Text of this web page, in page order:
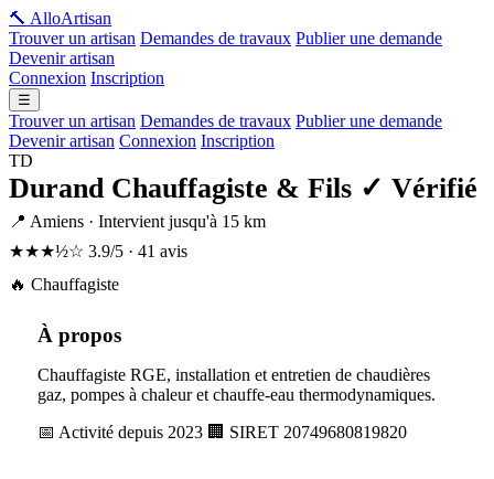
🔨 AlloArtisan
Trouver un artisan Demandes de travaux Publier une demande
Devenir artisan
Connexion Inscription
☰
Trouver un artisan Demandes de travaux Publier une demande
Devenir artisan Connexion Inscription
TD
Durand Chauffagiste & Fils ✓ Vérifié
📍 Amiens · Intervient jusqu'à 15 km
★★★½☆ 3.9/5 · 41 avis
🔥 Chauffagiste
À propos
Chauffagiste RGE, installation et entretien de chaudières
gaz, pompes à chaleur et chauffe-eau thermodynamiques.
📅 Activité depuis 2023 🏢 SIRET 20749680819820